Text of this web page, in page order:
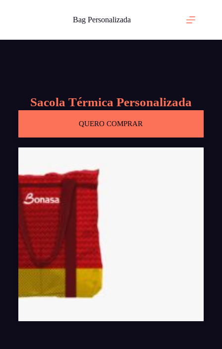
Bag Personalizada
Sacola Térmica Personalizada
QUERO COMPRAR